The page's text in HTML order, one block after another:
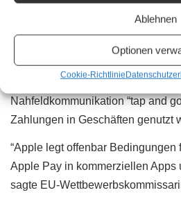
Ablehnen
Optionen
Cookie-Richtlinie
Prüfung hat die Kommission
Bedenken, dass die
den Wettbewerb verfälschen und
Verbraucher verringern. Apple
Lösung für mobile Zahlungen, mit
Nahfeldkommunikation “tap and
Zahlungen in Geschäften genutzt
“Apple legt offenbar Bedingungen
Apple Pay in kommerziellen Apps
sagte EU-